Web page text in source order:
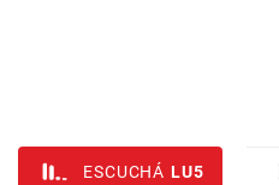
ESCUCHÁ LU5